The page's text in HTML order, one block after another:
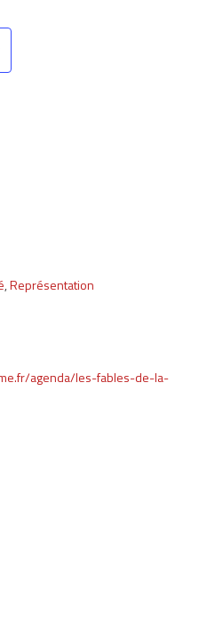
,Représentation
agenda/les-fables-de-la-